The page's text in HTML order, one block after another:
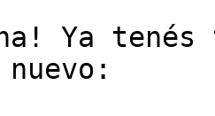
Ya